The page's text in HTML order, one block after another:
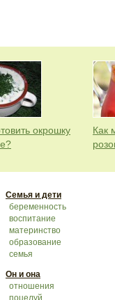
окрошку
Как
Семья и дети
беременность
воспитание
материнство
образование
семья
Он и она
отношения
поцелуй